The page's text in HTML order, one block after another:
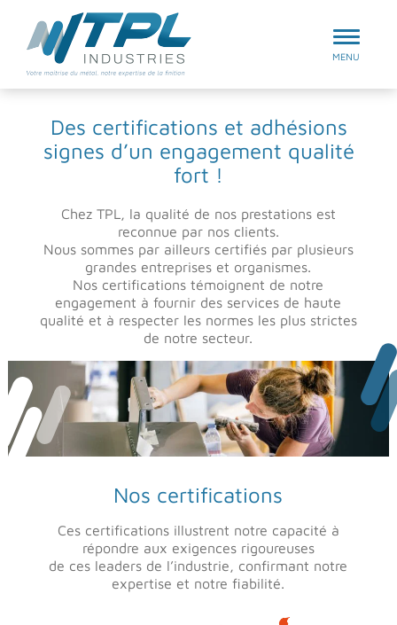
TPL Industries
MENU
Des certifications et adhésions
signes d’un engagement qualité
fort !
Chez TPL, la qualité de nos prestations est
reconnue par nos clients.
Nous sommes par ailleurs certifiés par plusieurs
grandes entreprises et organismes.
Nos certifications témoignent de notre
engagement à fournir des services de haute
qualité et à respecter les normes les plus strictes
de notre secteur.
Nos certifications
Ces certifications illustrent notre capacité à
répondre aux exigences rigoureuses
de ces leaders de l’industrie, confirmant notre
expertise et notre fiabilité.